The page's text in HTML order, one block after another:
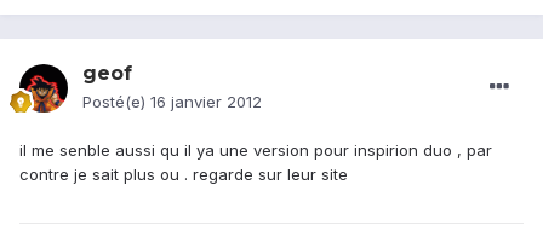
geof
Posté(e) 16 janvier 2012
il me senble aussi qu il ya une version pour inspirion duo , par
contre je sait plus ou . regarde sur leur site